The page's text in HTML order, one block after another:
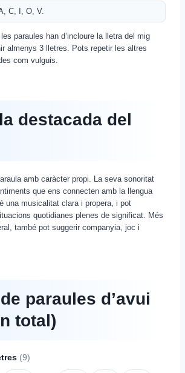
C, I, O, V.
paraules han d’incloure la lletra del mig
almenys 3 lletres. Pots repetir les altres
com vulguis.
destacada del
amb caràcter propi. La seva sonoritat
que ens connecten amb la llengua
una musicalitat clara i propera, i pot
quotidianes plenes de significat. Més
també pot suggerir companyia, joc i
paraules d’avui
total)
(9)